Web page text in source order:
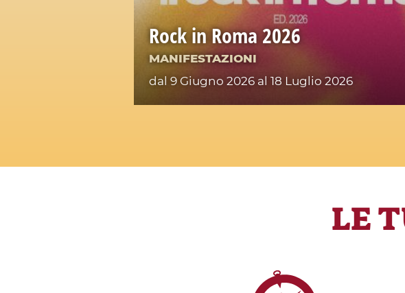
Rock in Roma 2026
MANIFESTAZIONI
dal 9 Giugno 2026 al 18 Luglio 2026
LE